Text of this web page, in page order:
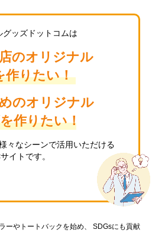
グッズドットコムは
のオリジナル
作りたい！
のオリジナル
作りたい！
々なシーンで活用いただける
イトです。
ーやトートバックを始め、 SDGsにも貢献